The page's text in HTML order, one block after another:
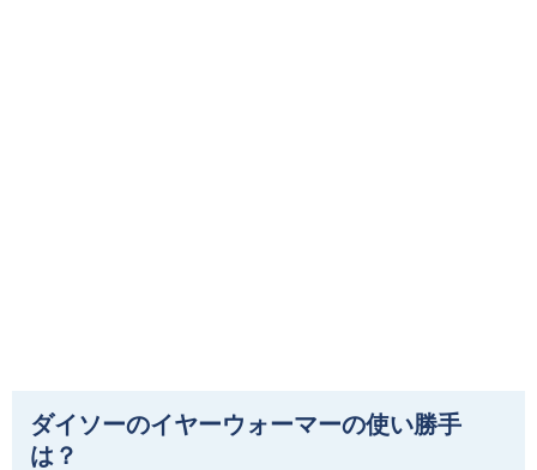
ダイソーのイヤーウォーマーの使い勝手
は？